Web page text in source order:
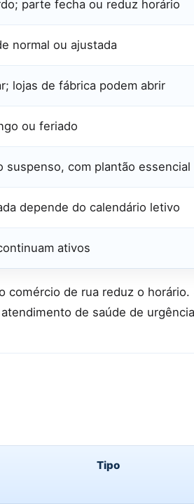
parte fecha ou reduz horário
normal ou ajustada
lojas de fábrica podem abrir
ou feriado
suspenso, com plantão essencial
depende do calendário letivo
ativos
comércio de rua reduz o horário.
de saúde de
Tipo